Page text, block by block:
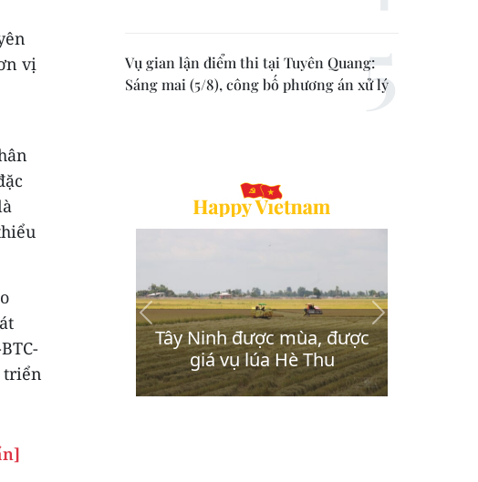
vị
triển
Vụ gian lận điểm thi tại Tuyên Quang:
Sáng mai (5/8), công bố phương án xử lý